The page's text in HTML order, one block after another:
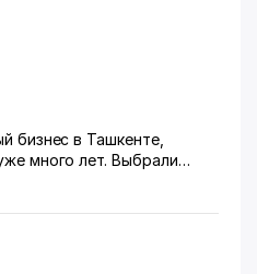
бизнес в Ташкенте,
много лет. Выбрали
это пока
стран берут, из
хлопок там